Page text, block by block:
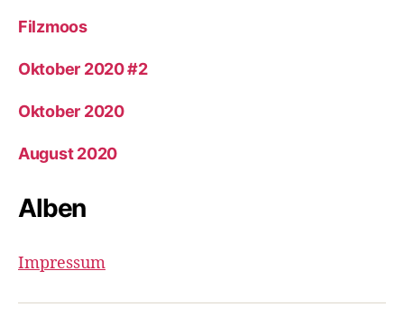
Filzmoos
Oktober 2020 #2
Oktober 2020
August 2020
Alben
Impressum